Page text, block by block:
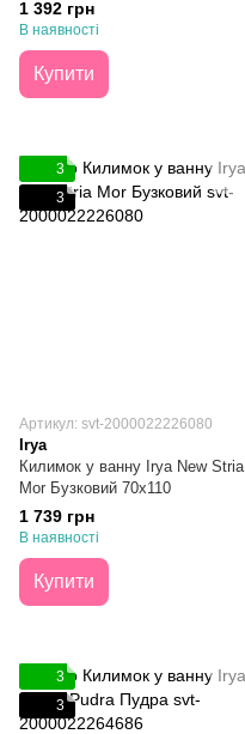
1 392 грн
В наявності
Купити
3
3
Артикул: svt-2000022226080
Irya
Килимок у ванну Irya New Stria
Mor Бузковий 70х110
1 739 грн
В наявності
Купити
3
3